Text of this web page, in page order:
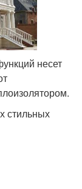
несет
стильных